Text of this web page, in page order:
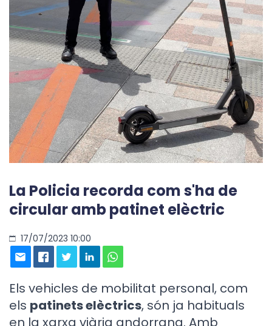
La Policia recorda com s'ha de
circular amb patinet elèctric
17/07/2023 10:00
Els vehicles de mobilitat personal, com
els patinets elèctrics, són ja habituals
en la xarxa viària andorrana. Amb